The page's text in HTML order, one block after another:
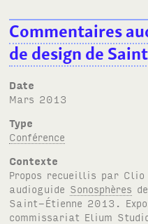
Commentaires
de design de
Date
mars 2013
Type
Conférence
Contexte
Propos recueillis par
audioguide Sonosphères
Saint-Étienne 2013.
commissariat Elium